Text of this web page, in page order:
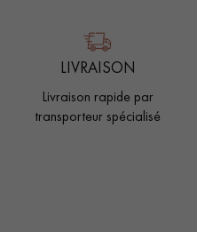
LIVRAISON
Livraison rapide par
transporteur spécialisé